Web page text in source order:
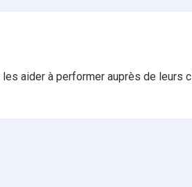
aider à performer auprès de leurs